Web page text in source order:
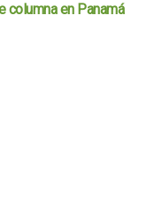
columna en Panamá